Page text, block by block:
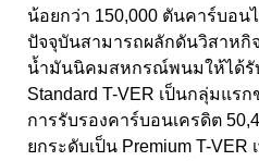
น้อยกว่า 150,000 ตันคาร์บอน
ปัจจุบันสามารถผลักดันวิสาห
น้ำมันนิคมสหกรณ์พนมให้ได้รั
Standard T-VER เป็นกลุ่มแร
การรับรองคาร์บอนเครดิต
ยกระดับเป็น Premium T-VER